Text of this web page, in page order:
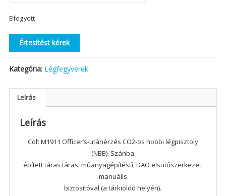
Elfogyott
Értesítést kérek
Kategória: Légfegyverek
Leírás
Leírás
Colt M1911 Officer’s-utánérzés CO2-os hobbi légpisztoly
(NBB). Szánba
épített táras táras, műanyagépítésű, DAO elsütőszerkezet,
manuális
biztosítóval (a tárkioldó helyén).